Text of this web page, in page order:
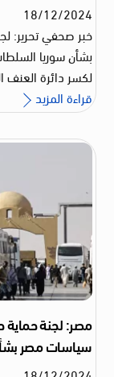
18/12/2024
خبر صحفي تحرير:
بشأن سوريا
لكسر دائرة
قراءة المزيد
مصر: لجنة حماية
سياسات مصر